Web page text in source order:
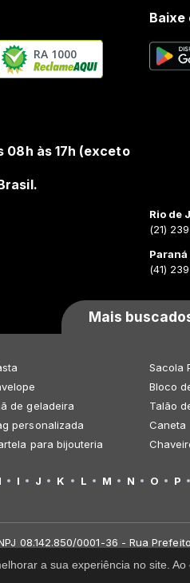
RA 1000
Baixe
08h às 17h (exceto
Rio de
(21)
Paraná
(41)
Mais
de geladeira
personalizada
para bijouteria
Sacola
Bloco
Talão
Caneta
I J K L M N O P
08.142.850/0001-36 - Rua
a sua experiência no site.